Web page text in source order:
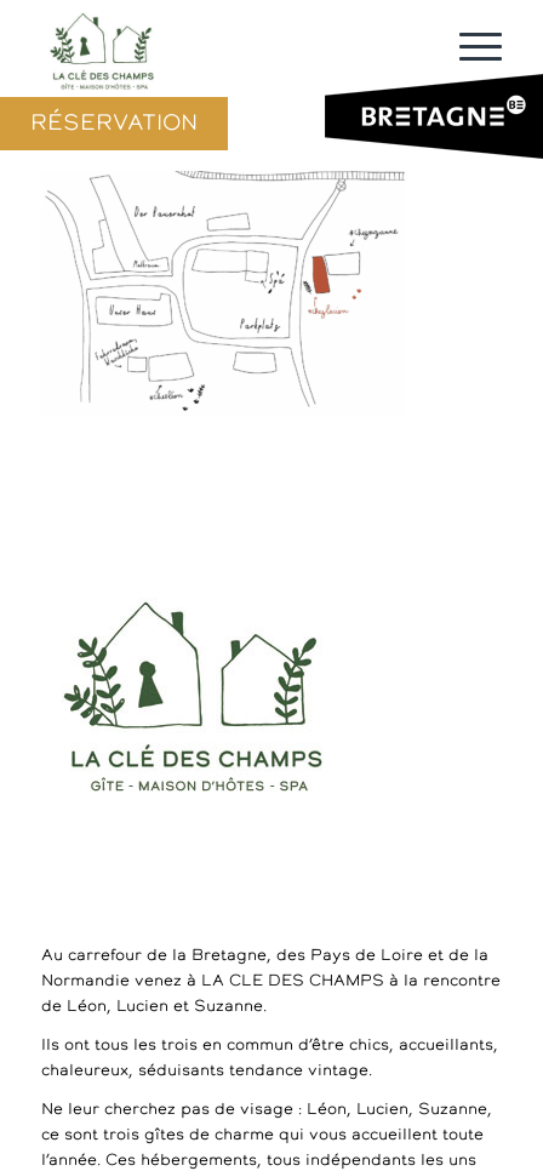
RÉSERVATION
Au carrefour de la Bretagne, des Pays de Loire et de la
Normandie venez à LA CLE DES CHAMPS à la rencontre
de Léon, Lucien et Suzanne.
Ils ont tous les trois en commun d’être chics, accueillants,
chaleureux, séduisants tendance vintage.
Ne leur cherchez pas de visage : Léon, Lucien, Suzanne,
ce sont trois gîtes de charme qui vous accueillent toute
l’année. Ces hébergements, tous indépendants les uns